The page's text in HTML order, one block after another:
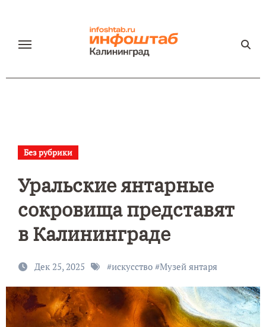
содержанию
Без рубрики
Уральские янтарные
сокровища представят
в Калининграде
Дек 25, 2025 #искусство#Музей янтаря